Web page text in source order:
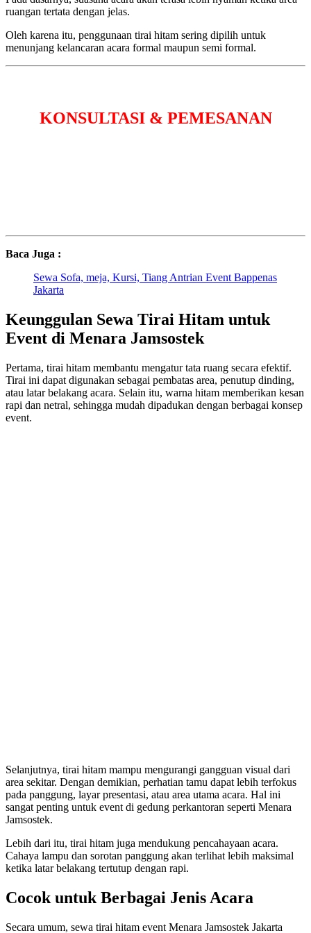
ruangan tertata dengan jelas.
Oleh karena itu, penggunaan tirai hitam sering dipilih untuk
menunjang kelancaran acara formal maupun semi formal.
KONSULTASI & PEMESANAN
Baca Juga :
Sewa Sofa, meja, Kursi, Tiang Antrian Event Bappenas
Jakarta
Keunggulan Sewa Tirai Hitam untuk
Event di Menara Jamsostek
Pertama, tirai hitam membantu mengatur tata ruang secara efektif.
Tirai ini dapat digunakan sebagai pembatas area, penutup dinding,
atau latar belakang acara. Selain itu, warna hitam memberikan kesan
rapi dan netral, sehingga mudah dipadukan dengan berbagai konsep
event.
Selanjutnya, tirai hitam mampu mengurangi gangguan visual dari
area sekitar. Dengan demikian, perhatian tamu dapat lebih terfokus
pada panggung, layar presentasi, atau area utama acara. Hal ini
sangat penting untuk event di gedung perkantoran seperti Menara
Jamsostek.
Lebih dari itu, tirai hitam juga mendukung pencahayaan acara.
Cahaya lampu dan sorotan panggung akan terlihat lebih maksimal
ketika latar belakang tertutup dengan rapi.
Cocok untuk Berbagai Jenis Acara
Secara umum, sewa tirai hitam event Menara Jamsostek Jakarta